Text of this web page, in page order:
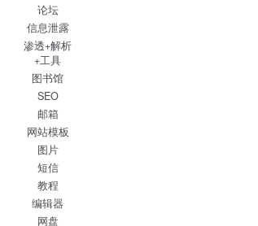
论坛
信息泄露
渗透+解析
+工具
图书馆
SEO
邮箱
网站模板
图片
短信
教程
编辑器
网盘